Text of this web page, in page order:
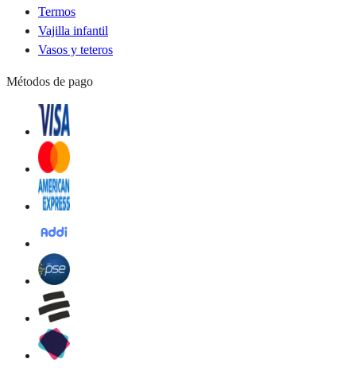
Termos
Vajilla infantil
Vasos y teteros
Métodos de pago